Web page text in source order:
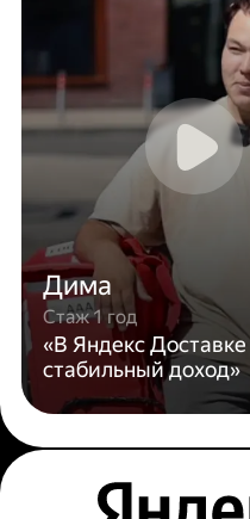
Дима
Стаж 1 год
«В Яндекс Доставке
стабильный доход»